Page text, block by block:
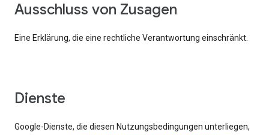
Ausschluss von Zusagen
Eine Erklärung, die eine rechtliche Verantwortung einschränkt.
Dienste
Google-Dienste, die diesen Nutzungsbedingungen unterliegen,